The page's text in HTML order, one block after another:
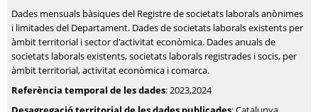
Dades mensuals bàsiques del Registre de societats laborals anònimes
i limitades del Departament. Dades de societats laborals existents per
àmbit territorial i sector d'activitat econòmica. Dades anuals de
societats laborals existents, societats laborals registrades i socis, per
àmbit territorial, activitat econòmica i comarca.
Referència temporal de les dades: 2023,2024